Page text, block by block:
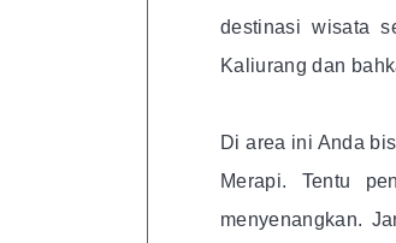
destinasi wisata
Kaliurang dan
Di area ini Anda
Merapi. Tentu
menyenangkan.